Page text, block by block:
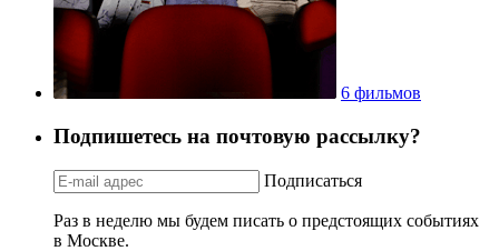
6 фильмов
Подпишетесь на почтовую рассылку?
Подписаться
Раз в неделю мы будем писать о предстоящих событиях
в Москве.